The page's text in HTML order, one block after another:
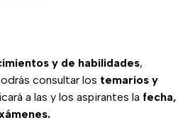
y de habilidades,
consultar los temarios y
a las y los aspirantes la fecha,